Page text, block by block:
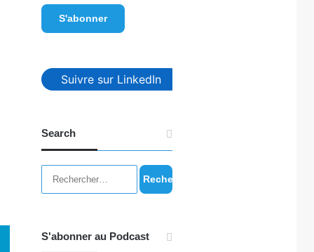
Suivre sur LinkedIn
Search
Rechercher :
S'abonner au Podcast